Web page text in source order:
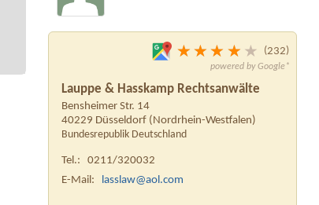
232
Lauppe & Hasskamp Rechtsanwälte
Bensheimer Str. 14
40229 Düsseldorf (Nordrhein-Westfalen)
Bundesrepublik Deutschland
Tel.:
0211/320032
E-Mail:
lasslaw@aol.com